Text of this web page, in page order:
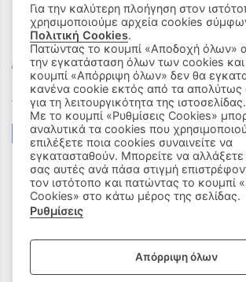
ΟΙ ΑΓΟΡΕΣ ΜΟΥ
Καλάθι Αγορών
Δεχόμαστε όλες τις πιστωτικές κάρτες:
Sitemap/Login
Για την καλύτερη πλοήγηση στον
χρησιμοποιούμε αρχεία cookies
Πολιτική Cookies.
Πατώντας το κουμπί «Αποδοχή όλων» αποδέχεστε
την εγκατάσταση όλων των cookies
κουμπί «Απόρριψη όλων» δεν θα
κανένα cookie εκτός από τα απολύτως
για τη λειτουργικότητα της ιστοσελίδας.
Με το κουμπί «Ρυθμίσεις Cookies»
αναλυτικά τα cookies που
επιλέξετε ποια cookies συναινείτε να
εγκατασταθούν. Μπορείτε να αλλάξετε
σας αυτές ανά πάσα στιγμή
τον ιστότοπο και πατώντας το κουμπί
Cookies» στο κάτω μέρος της σελίδας.
Ρυθμίσεις
Απόρριψη όλων